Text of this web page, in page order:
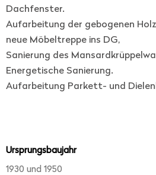
Dachfenster.
Aufarbeitung der gebogenen
neue Möbeltreppe ins DG,
Sanierung des
Energetische Sanierung.
Aufarbeitung Parkett- und
Ursprungsbaujahr
1930 und 1950